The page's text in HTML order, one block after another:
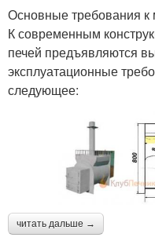
Основные требования к
К современным
печей предъявляются
эксплуатационные
следующее:
читать дальше →